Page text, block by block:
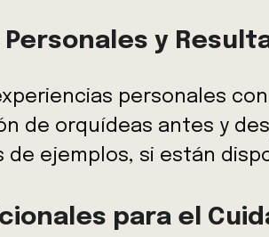
y
personales
de orquídeas antes y
de ejemplos, si están
para el